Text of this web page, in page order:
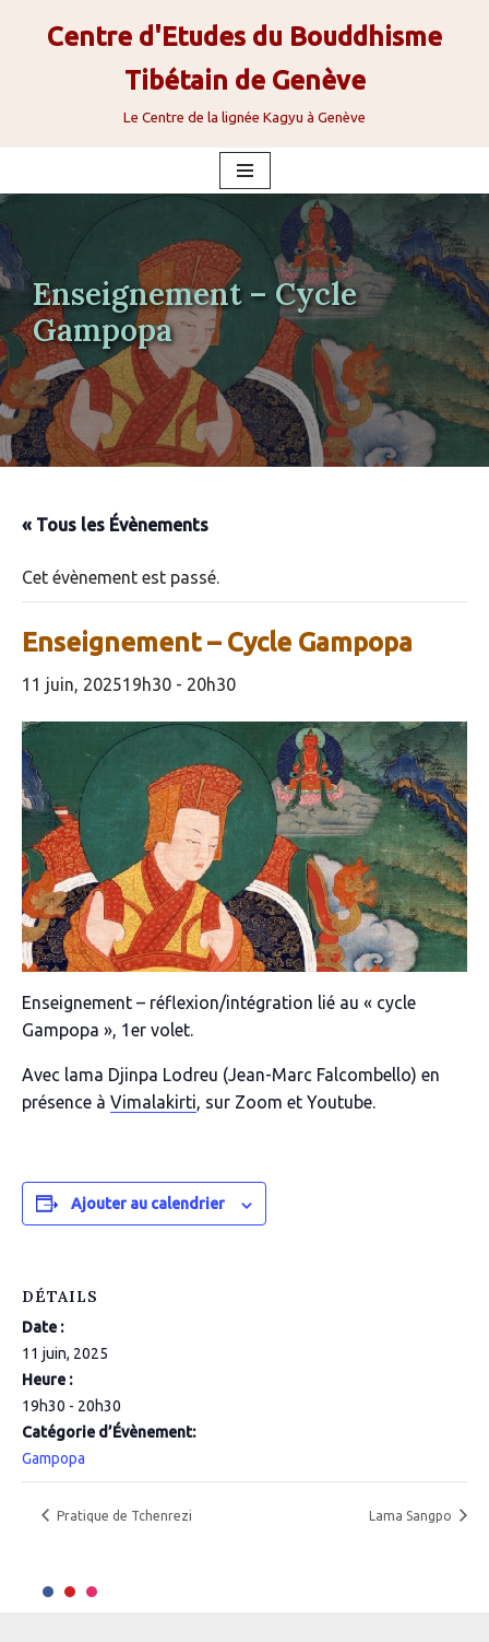
Centre d'Etudes du Bouddhisme
Tibétain de Genève
Le Centre de la lignée Kagyu à Genève
Enseignement – Cycle
Gampopa
« Tous les Évènements
Cet évènement est passé.
Enseignement – Cycle Gampopa
11 juin, 202519h30 - 20h30
Enseignement – réflexion/intégration lié au « cycle
Gampopa », 1er volet.
Avec lama Djinpa Lodreu (Jean-Marc Falcombello) en
présence à Vimalakirti, sur Zoom et Youtube.
Ajouter au calendrier
DÉTAILS
Date :
11 juin, 2025
Heure :
19h30 - 20h30
Catégorie d’Évènement:
Gampopa
Pratique de Tchenrezi Lama Sangpo